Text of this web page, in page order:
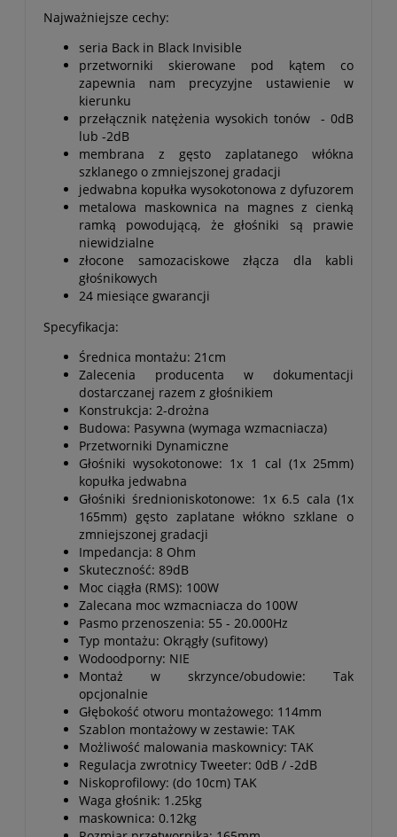
Najważniejsze cechy:
seria Back in Black Invisible
przetworniki skierowane pod kątem co
zapewnia nam precyzyjne ustawienie w
kierunku
przełącznik natężenia wysokich tonów - 0dB
lub -2dB
membrana z gęsto zaplatanego włókna
szklanego o zmniejszonej gradacji
jedwabna kopułka wysokotonowa z dyfuzorem
metalowa maskownica na magnes z cienką
ramką powodującą, że głośniki są prawie
niewidzialne
złocone samozaciskowe złącza dla kabli
głośnikowych
24 miesiące gwarancji
Specyfikacja:
Średnica montażu: 21cm
Zalecenia producenta w dokumentacji
dostarczanej razem z głośnikiem
Konstrukcja: 2-drożna
Budowa: Pasywna (wymaga wzmacniacza)
Przetworniki Dynamiczne
Głośniki wysokotonowe: 1x 1 cal (1x 25mm)
kopułka jedwabna
Głośniki średnioniskotonowe: 1x 6.5 cala (1x
165mm) gęsto zaplatane włókno szklane o
zmniejszonej gradacji
Impedancja: 8 Ohm
Skuteczność: 89dB
Moc ciągła (RMS): 100W
Zalecana moc wzmacniacza do 100W
Pasmo przenoszenia: 55 - 20.000Hz
Typ montażu: Okrągły (sufitowy)
Wodoodporny: NIE
Montaż w skrzynce/obudowie: Tak
opcjonalnie
Głębokość otworu montażowego: 114mm
Szablon montażowy w zestawie: TAK
Możliwość malowania maskownicy: TAK
Regulacja zwrotnicy Tweeter: 0dB / -2dB
Niskoprofilowy: (do 10cm) TAK
Waga głośnik: 1.25kg
maskownica: 0.12kg